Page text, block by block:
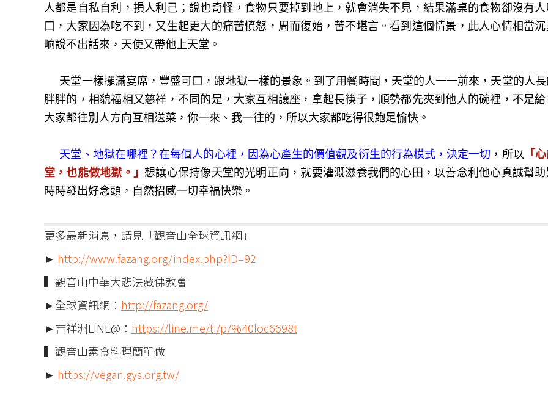
人都是自私自利，損人利己；說也奇怪，食物只要掉到地上，就會消失不見，結果滿桌的食物卻沒有
口，大家因為吃不到，又生起更大的痛苦憤怒，周而復始，苦不堪言。看到這個情景，此人心情相當
晌說不出話來，天使又帶他上天堂。
天堂一樣擺滿宴席，豐盛可口，跟地獄一樣的景象。到了用餐時間，天堂的人一一前來，天堂的人
胖胖的，相貌福相又慈祥，不同的是，大家互相讓座，拿起長筷子，順勢都先夾到他人的碗裡，不是
大家都往別人方向互相送菜，你一來、我一往的，所以大家都吃得很飽足愉快。
天堂、地獄在哪裡？在每個人的心裡，因為心產生的價值觀及衍生的行為模式，決定一切 ，所以 「
堂，也能做地獄。」想讓心保持像天堂的光明正向，就要灌溉滋養我們的心田，以善念利他心真誠幫
時時發出好念頭，自然招感一切幸福快樂。
更多最新消息，請見「觀音山全球資訊網」
► http://www.fazang.org/index.php?ID=92
▍觀音山中華大悲法藏佛教會
►全球資訊網： http://fazang.org/
►吉祥洲LINE@： https://line.me/ti/p/%40loc6698t
▍觀音山素食料理簡單做
► https://vegan.gys.org.tw/